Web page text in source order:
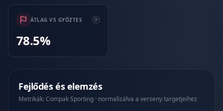
ÁTLAG VS GYŐZTES
78.5%
Fejlődés és elemzés
Metrikák: Compak Sporting · normalizálva a verseny targetjeihez